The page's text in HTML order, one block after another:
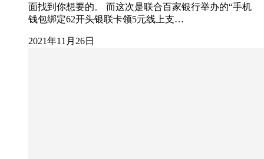
面找到你想要的。 而这次是联合百家银行举办的“手机
钱包绑定62开头银联卡领5元线上支…
2021年11月26日